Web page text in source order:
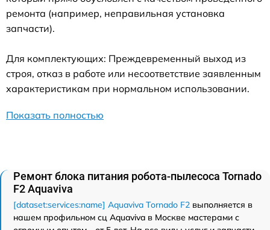
ремонта (например, неправильная установка
запчасти).
Для комплектующих: Преждевременный выход из
строя, отказ в работе или несоответствие заявленным
характеристикам при нормальном использовании.
Показать полностью
Ремонт блока питания робота-пылесоса Tornado
F2 Aquaviva
[dataset:services:name] Aquaviva Tornado F2 выполняется в
нашем профильном сц Aquaviva в Москве мастерами с